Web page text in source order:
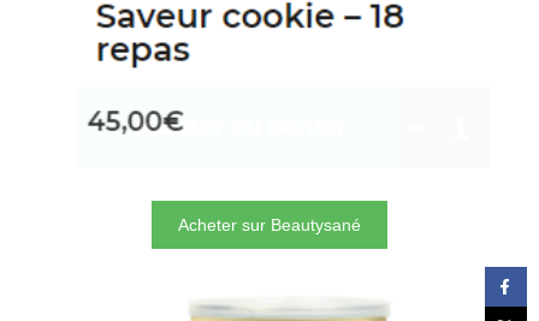
Acheter sur Beautysané